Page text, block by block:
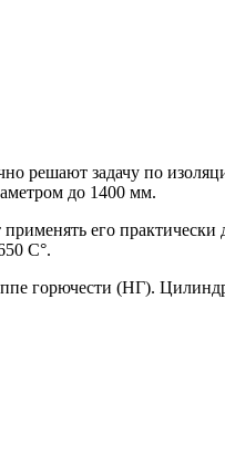
решают задачу по
до 1400 мм.
его
C°.
горючести (НГ).